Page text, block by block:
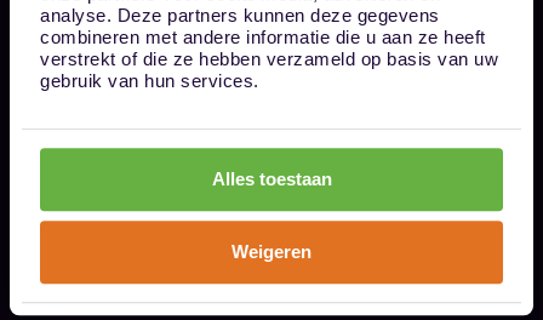
analyse. Deze partners kunnen deze gegevens
combineren met andere informatie die u aan ze heeft
verstrekt of die ze hebben verzameld op basis van uw
gebruik van hun services.
Alles toestaan
Weigeren
info@1box.nl
Volg ons
Onze opslaglocaties
Hoe werkt het?